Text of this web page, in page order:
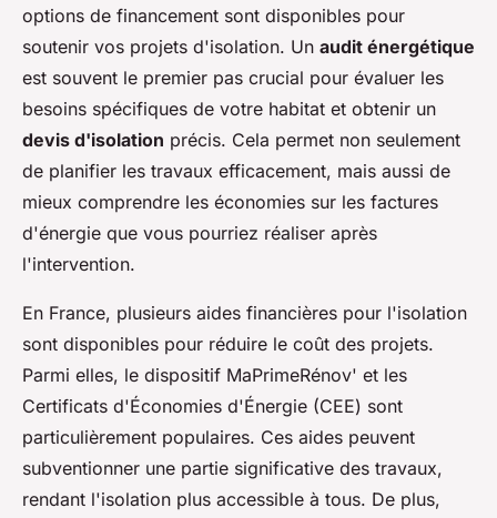
options de financement sont disponibles pour
soutenir vos projets d'isolation. Un audit énergétique
est souvent le premier pas crucial pour évaluer les
besoins spécifiques de votre habitat et obtenir un
devis d'isolation précis. Cela permet non seulement
de planifier les travaux efficacement, mais aussi de
mieux comprendre les économies sur les factures
d'énergie que vous pourriez réaliser après
l'intervention.
En France, plusieurs aides financières pour l'isolation
sont disponibles pour réduire le coût des projets.
Parmi elles, le dispositif MaPrimeRénov' et les
Certificats d'Économies d'Énergie (CEE) sont
particulièrement populaires. Ces aides peuvent
subventionner une partie significative des travaux,
rendant l'isolation plus accessible à tous. De plus,